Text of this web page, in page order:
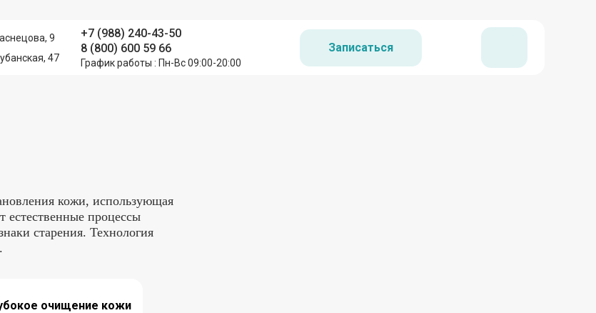
9
47
+7 (988) 240-43-50
8 (800) 600 59 66
График работы : Пн-Вс 09:00-20:00
Записаться
кожи, использующая
естественные процессы
старения. Технология
очищение кожи